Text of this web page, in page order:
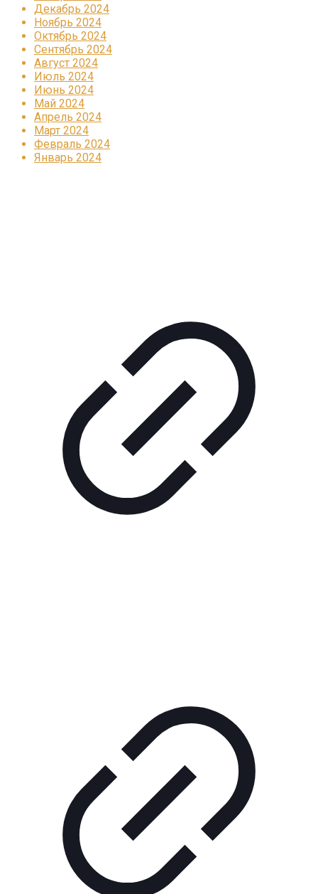
Декабрь 2024
Ноябрь 2024
Октябрь 2024
Сентябрь 2024
Август 2024
Июль 2024
Июнь 2024
Май 2024
Апрель 2024
Март 2024
Февраль 2024
Январь 2024